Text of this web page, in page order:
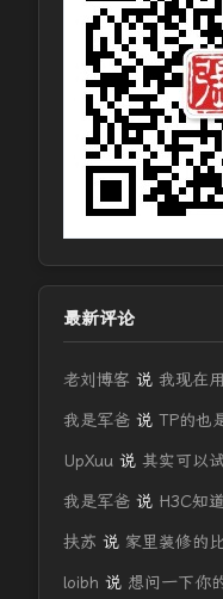
最新评论
老刘博客 说 我现在
我是军爸 说 TP的也
UpXuu 说 其实可以
我是军爸 说 H3C知
扶苏 说 家里装修的
loibh 说 想问一下你